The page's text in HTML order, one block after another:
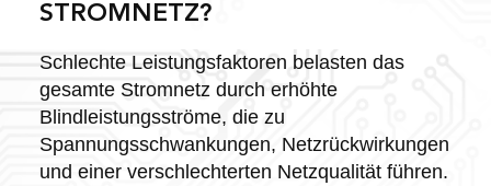
STROMNETZ?
Schlechte Leistungsfaktoren belasten das
gesamte Stromnetz durch erhöhte
Blindleistungsströme, die zu
Spannungsschwankungen, Netzrückwirkungen
und einer verschlechterten Netzqualität führen.